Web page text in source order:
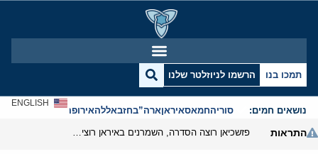
תמכו בנו הרשמו לניוזלטר שלנו
נושאים חמים: סוריהחמאסאיראןארה”בחזבאללהאירופהאנטישמיות
ENGLISH
התראות